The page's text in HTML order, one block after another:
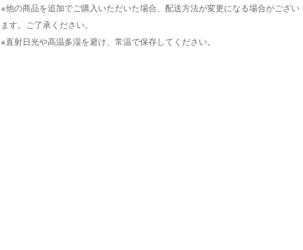
※他の商品を追加でご購入いただいた場合、配送方法が変更になる場合がござい
ます。ご了承ください。
※直射日光や高温多湿を避け、常温で保存してください。